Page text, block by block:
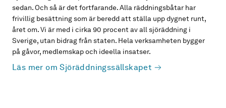
sedan. Och så är det fortfarande. Alla räddningsbåtar har
frivillig besättning som är beredd att ställa upp dygnet runt,
året om. Vi är med i cirka 90 procent av all sjöräddning i
Sverige, utan bidrag från staten. Hela verksamheten bygger
på gåvor, medlemskap och ideella insatser.
Läs mer om Sjöräddningssällskapet